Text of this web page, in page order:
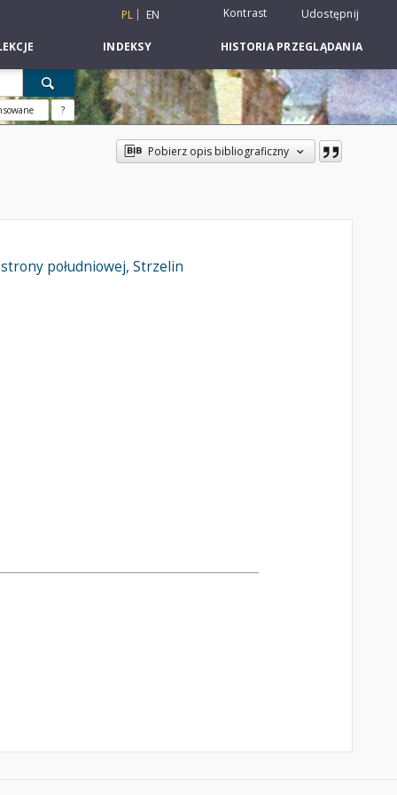
PL EN Kontrast Udostępnij
INDEKSY HISTORIA PRZEGLĄDANIA
?
Pobierz opis bibliograficzny
południowej, Strzelin